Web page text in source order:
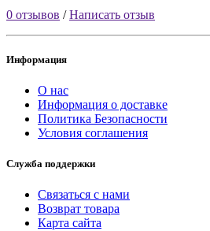
0 отзывов /Написать отзыв
Информация
О нас
Информация о доставке
Политика Безопасности
Условия соглашения
Служба поддержки
Связаться с нами
Возврат товара
Карта сайта